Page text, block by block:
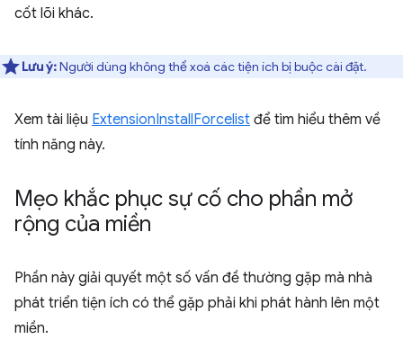
cốt lõi khác.
Lưu ý:Người dùng không thể xoá các tiện ích bị buộc cài đặt.
Xem tài liệu ExtensionInstallForcelist để tìm hiểu thêm về
tính năng này.
Mẹo khắc phục sự cố cho phần mở
rộng của miền
Phần này giải quyết một số vấn đề thường gặp mà nhà
phát triển tiện ích có thể gặp phải khi phát hành lên một
miền.